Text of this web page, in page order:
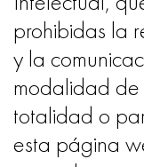
prohibidas la
y la
modalidad de
totalidad o
esta página